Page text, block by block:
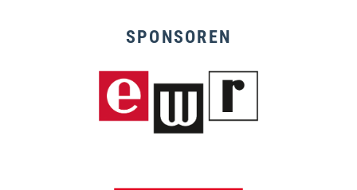
SPONSOREN